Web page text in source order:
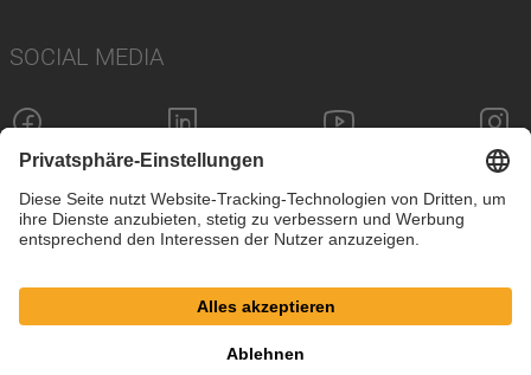
SOCIAL MEDIA
Datenschutz
Cookie-Einstellungen
AGB